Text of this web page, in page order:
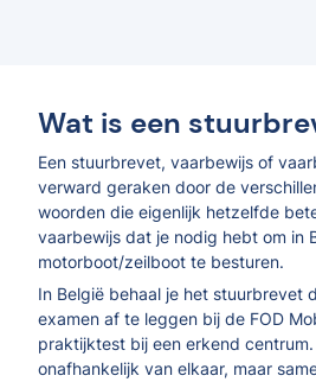
Wat is een
Een stuurbrevet, vaarbewijs of
verward geraken door de
woorden die eigenlijk hetzelfde
vaarbewijs dat je nodig hebt om in
motorboot/zeilboot te besturen.
In België behaal je het stuurbrevet
examen af te leggen bij de FOD
praktijktest bij een erkend
onafhankelijk van elkaar, maar